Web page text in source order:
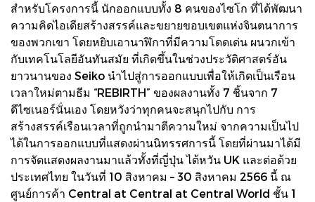
สำหรับโครงการนี้ นักออกแบบทั้ง 8 คนของไซโก ที่ได้พัฒนา
ความคิดไอเดียสร้างสรรค์และขยายขอบเขตแห่งจินตนาการ
ของพวกเขา โดยหยิบเอานาฬิกาที่มีความโดดเด่น ผนวกเข้า
กับเทคโนโลยีอันทันสมัย ที่เกิดขึ้นในช่วงประวัติศาสตร์อัน
ยาวนานของ Seiko นำไปสู่การออกแบบเพื่อให้เกิดเป็นเรือน
เวลาใหม่ตามธีม “REBIRTH” ของผลงานทั้ง 7 ชิ้นจาก 7
ดีไซเนอร์นั่นเอง โดยหวังว่าทุกคนจะสนุกไปกับ การ
สร้างสรรค์เรือนเวลาที่ถูกนำมาตีความใหม่ จากความเป็นไป
ได้ในการออกแบบที่แสดงผ่านนิทรรศการนี้ โดยที่ผ่านมาได้มี
การจัดแสดงผลงานมาแล้วทั้งที่ญี่ปุ่น ไต้หวัน UK และต่อด้วย
ประเทศไทย ในวันที่ 10 สิงหาคม – 30 สิงหาคม 2566 นี้ ณ
ศูนย์การค้า Central at Central at Central World ชั้น 1